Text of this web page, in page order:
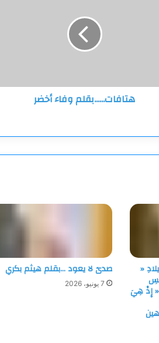
هتافات......بقلم وفاء أخضر
«
« إِذْ هِيَ
صدىً لا يعود …بقلم هيثم بكري
7 يونيو، 2026